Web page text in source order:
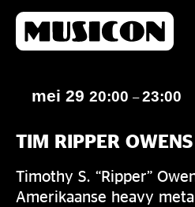
mei 29 20:00 –23:00
TIM RIPPER OWENS
Timothy S. “Ripper”
Amerikaanse heavy